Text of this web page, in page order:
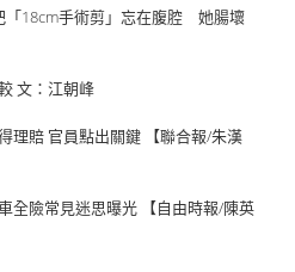
「18cm手術剪」忘在腹腔 她腸壞
文：江朝峰
理賠 官員點出關鍵 【聯合報/朱漢
全險常見迷思曝光 【自由時報/陳英